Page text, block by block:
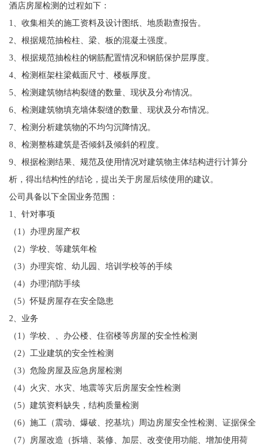
酒店房屋检测的过程如下：
1、收集相关的施工资料及设计图纸、地质勘查报告。
2、根据规范抽检柱、梁、板的混凝土强度。
3、根据规范抽检柱的钢筋配置情况和钢筋保护层厚度。
4、检测框架柱梁截面尺寸、楼板厚度。
5、检测建筑物结构裂缝的数量、现状及分布情况。
6、检测建筑物填充墙体裂缝的数量、现状及分布情况。
7、检测分析建筑物的不均匀沉降情况。
8、检测整栋建筑是否倾斜及倾斜的程度。
9、根据检测结果、规范及使用情况对建筑物主体结构进行计算分
析，得出结构性的结论，提出关于房屋后续使用的建议。
公司具备以下全国业务范围：
1、针对事项
（1）办理房屋产权
（2）学校、等建筑年检
（3）办理宾馆、幼儿园、培训学校等的手续
（4）办理消防手续
（5）怀疑房屋存在安全隐患
2、业务
（1）学校、、办公楼、住宿楼等房屋的安全性检测
（2）工业建筑的安全性检测
（3）危险房屋及应急房屋检测
（4）火灾、水灾、地震等灾后房屋安全性检测
（5）建筑资料缺失，结构质量检测
（6）施工（震动、爆破、挖基坑）周边房屋安全性检测、证据保全
（7）房屋改造（拆墙、装修、加层、改变使用功能、增加使用荷